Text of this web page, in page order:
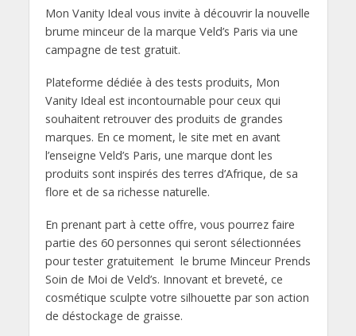
Mon Vanity Ideal vous invite à découvrir la nouvelle
brume minceur de la marque Veld’s Paris via une
campagne de test gratuit.
Plateforme dédiée à des tests produits, Mon
Vanity Ideal est incontournable pour ceux qui
souhaitent retrouver des produits de grandes
marques. En ce moment, le site met en avant
l’enseigne Veld’s Paris, une marque dont les
produits sont inspirés des terres d’Afrique, de sa
flore et de sa richesse naturelle.
En prenant part à cette offre, vous pourrez faire
partie des 60 personnes qui seront sélectionnées
pour tester gratuitement le brume Minceur Prends
Soin de Moi de Veld’s. Innovant et breveté, ce
cosmétique sculpte votre silhouette par son action
de déstockage de graisse.